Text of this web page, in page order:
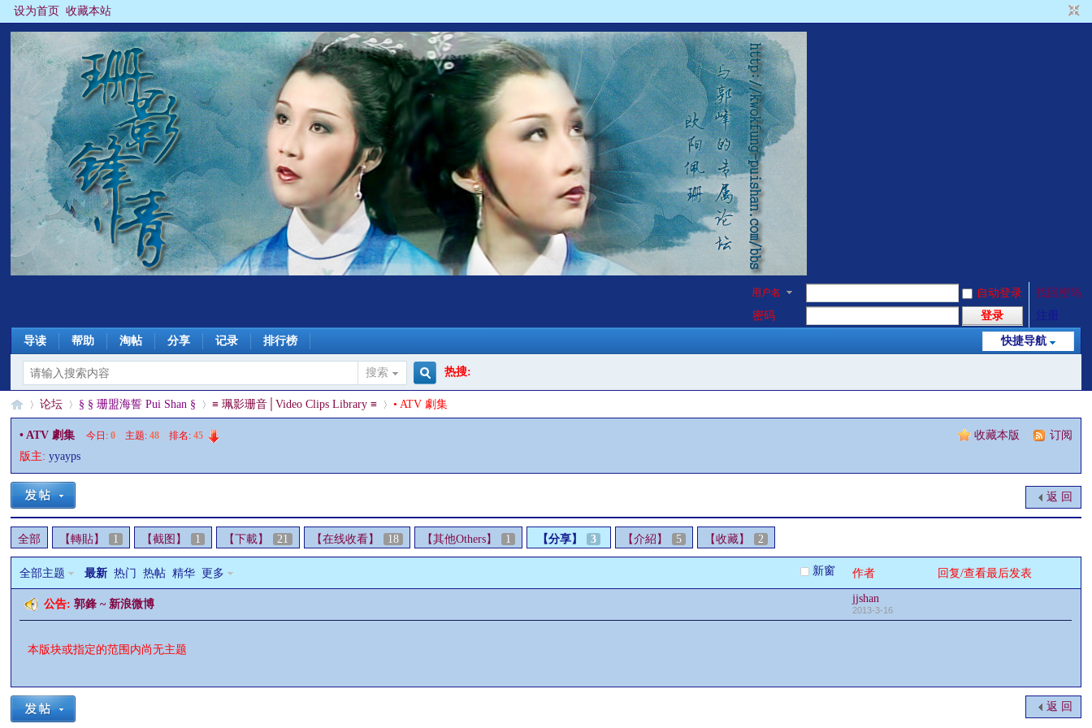
设为首页 收藏本站
用户名 自动登录
找回密码
密码
登录
快捷导航
导读 帮助 淘帖 分享 记录 排行榜
搜索
搜
热搜:
§ »
论坛
›
§ § 珊盟海誓 Pui Shan §
›
≡ 珮影珊音│Video Clips Library ≡
›
• ATV 劇集
收藏本版 订阅
• ATV 劇集 今日:0 主题:48 排名:45
版主:yyayps
返 回
全部 【轉貼】 1 【截图】 1 【下載】 21 【在线收看】 18 【其他Others】 1 【分享】 3 【介紹】 5 【收藏】 2
新窗
全部主题 最新 热门 热帖 精华 更多 作者 回复/查看最后发表
公告:郭鋒 ~ 新浪微博 jjshan
2013-3-16
本版块或指定的范围内尚无主题
返 回